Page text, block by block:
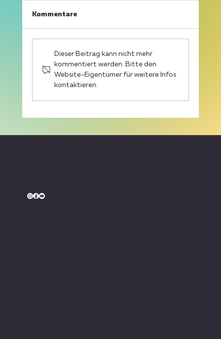
Skoda Autohaus Sorg
Turniersieg
Kommentare
Dieser Beitrag kann nicht mehr
kommentiert werden. Bitte den
Website-Eigentümer für weitere Infos
kontaktieren.
by